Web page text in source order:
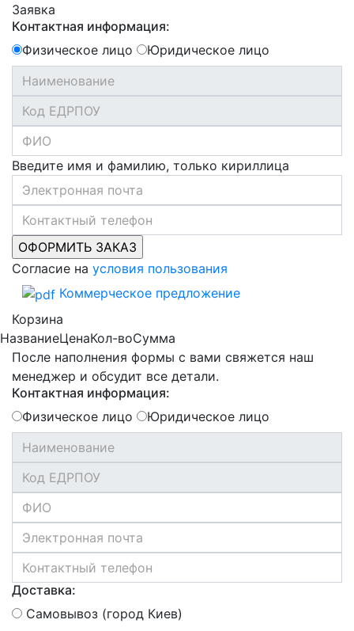
Заявка
Контактная информация:
Физическое лицо
Юридическое лицо
Введите имя и фамилию, только кириллица
Согласие на условия пользования
Коммерческое предложение
Корзина
НазваниеЦенаКол-воСумма
После наполнения формы с вами свяжется наш
менеджер и обсудит все детали.
Контактная информация:
Физическое лицо
Юридическое лицо
Доставка:
Самовывоз (город Киев)